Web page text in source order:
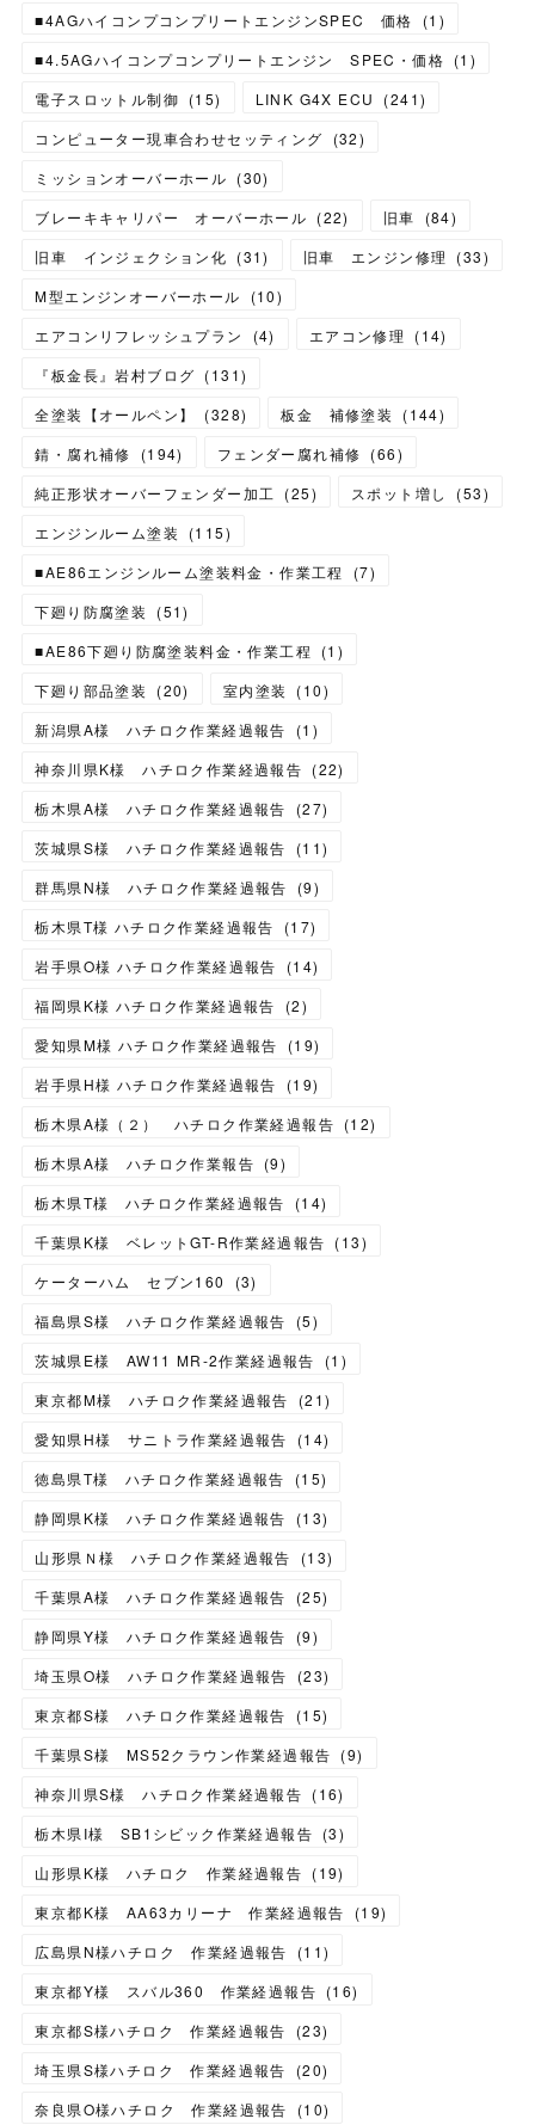
■4AGハイコンプコンプリートエンジンSPEC 価格
(1 )
■4.5AGハイコンプコンプリートエンジン SPEC・価格 (1 )
電子スロットル制御 (15) LINK G4X ECU (241)
コンピューター現車合わせセッティング
(32)
ミッションオーバーホール (30)
ブレーキキャリパー オーバーホール (22) 旧車 (84)
旧車 インジェクション化 (31) 旧車 エンジン修理 (33)
M型エンジンオーバーホール
(10)
エアコンリフレッシュプラン
(4) エアコン修理 (14)
『板金長』岩村ブログ (131)
全塗装【オールペン】
(328) 板金 補修塗装 (144)
錆・腐れ補修
(194) フェンダー腐れ補修 (66)
純正形状オーバーフェンダー加工
(25) スポット増し (53)
エンジンルーム塗装
(115)
■AE86エンジンルーム塗装料金・作業工程
(7)
下廻り防腐塗装
(51)
■AE86下廻り防腐塗装料金・作業工程
(1 )
下廻り部品塗装
(20) 室内塗装 (10)
新潟県A様 ハチロク作業経過報告
(1 )
神奈川県K様 ハチロク作業経過報告 (22)
栃木県A様 ハチロク作業経過報告
(27)
茨城県S様 ハチロク作業経過報告
(11)
群馬県N様 ハチロク作業経過報告
(9)
栃木県T様 ハチロク作業経過報告
(17)
岩手県O様 ハチロク作業経過報告
(14)
福岡県K様 ハチロク作業経過報告
(2)
愛知県M様 ハチロク作業経過報告
(19)
岩手県H様 ハチロク作業経過報告
(19)
栃木県A様（２） ハチロク作業経過報告 (12)
栃木県A様 ハチロク作業報告 (9)
栃木県T様 ハチロク作業経過報告
(14)
千葉県K様 ベレットGT-R作業経過報告 (13)
ケーターハム セブン160
(3)
福島県S様 ハチロク作業経過報告
(5)
茨城県E様 AW11 MR-2作業経過報告
(1 )
東京都M様 ハチロク作業経過報告
(21)
愛知県H様 サニトラ作業経過報告
(14)
徳島県T様 ハチロク作業経過報告
(15)
静岡県K様 ハチロク作業経過報告
(13)
山形県Ｎ様 ハチロク作業経過報告
(13)
千葉県A様 ハチロク作業経過報告
(25)
静岡県Y様 ハチロク作業経過報告
(9)
埼玉県O様 ハチロク作業経過報告
(23)
東京都S様 ハチロク作業経過報告
(15)
千葉県S様 MS52クラウン作業経過報告 (9)
神奈川県S様 ハチロク作業経過報告 (16)
栃木県I様 SB1シビック作業経過報告 (3)
山形県K様 ハチロク 作業経過報告 (19)
東京都K様 AA63カリーナ 作業経過報告
(19)
広島県N様ハチロク 作業経過報告
(11)
東京都Y様 スバル360 作業経過報告 (16)
東京都S様ハチロク 作業経過報告
(23)
埼玉県S様ハチロク 作業経過報告
(20)
奈良県O様ハチロク 作業経過報告
(10)